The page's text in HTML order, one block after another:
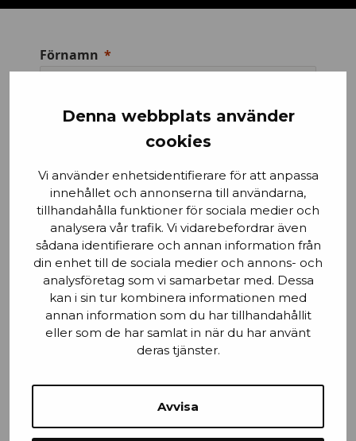
Denna webbplats använder
cookies
Vi använder enhetsidentifierare för att anpassa
innehållet och annonserna till användarna,
tillhandahålla funktioner för sociala medier och
analysera vår trafik. Vi vidarebefordrar även
sådana identifierare och annan information från
din enhet till de sociala medier och annons- och
analysföretag som vi samarbetar med. Dessa
kan i sin tur kombinera informationen med
annan information som du har tillhandahållit
eller som de har samlat in när du har använt
deras tjänster.
Avvisa
Förnamn
Stad
Mobilnummer
Efternamn